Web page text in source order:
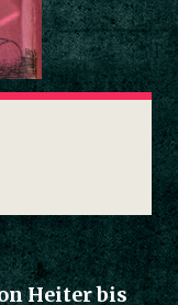
Heiter bis